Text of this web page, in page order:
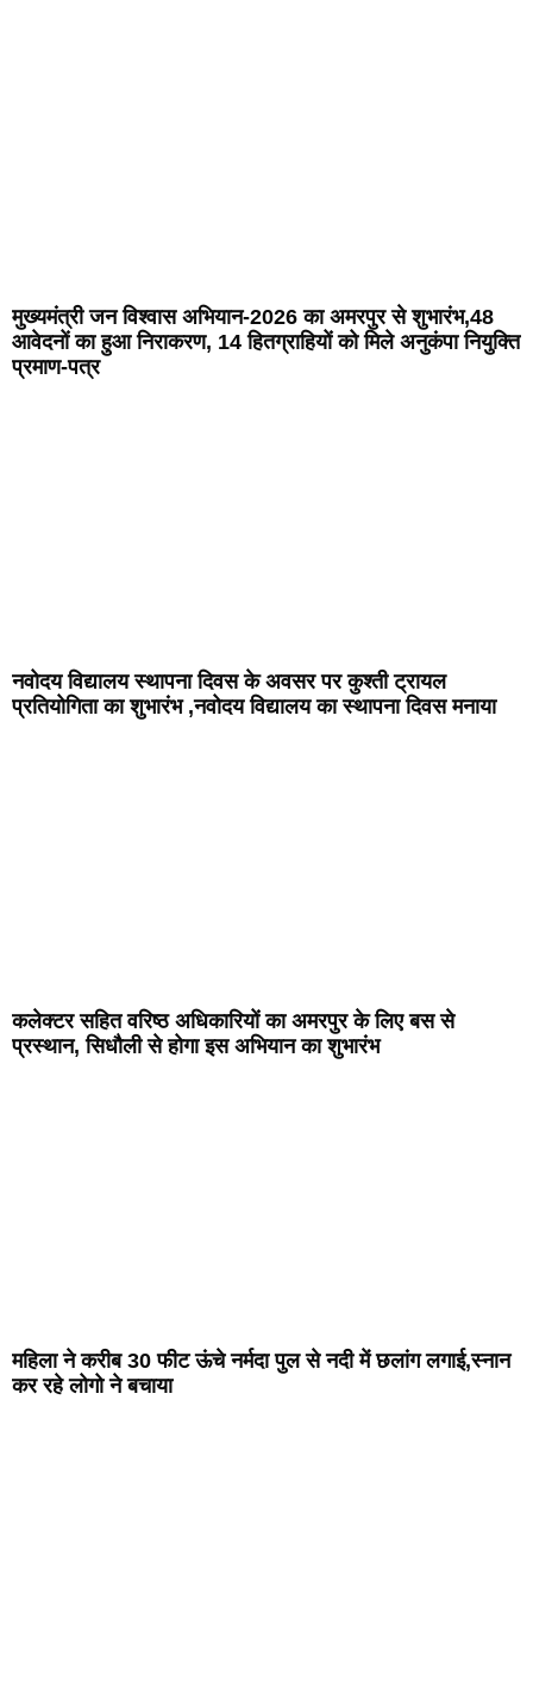
मुख्यमंत्री जन विश्वास अभियान-2026 का अमरपुर से शुभारंभ,48
आवेदनों का हुआ निराकरण, 14 हितग्राहियों को मिले अनुकंपा नियुक्ति
प्रमाण-पत्र
नवोदय विद्यालय स्थापना दिवस के अवसर पर कुश्ती ट्रायल
प्रतियोगिता का शुभारंभ ,नवोदय विद्यालय का स्थापना दिवस मनाया
कलेक्टर सहित वरिष्ठ अधिकारियों का अमरपुर के लिए बस से
प्रस्थान, सिधौली से होगा इस अभियान का शुभारंभ
महिला ने करीब 30 फीट ऊंचे नर्मदा पुल से नदी में छलांग लगाई,स्नान
कर रहे लोगो ने बचाया